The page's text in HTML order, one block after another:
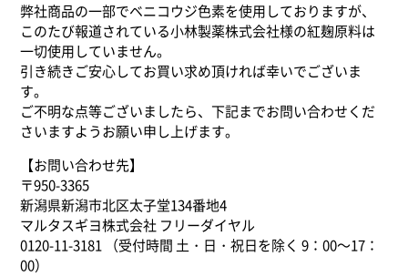
弊社商品の一部でベニコウジ色素を使用しておりますが、
このたび報道されている小林製薬株式会社様の紅麹原料は
一切使用していません。
引き続きご安心してお買い求め頂ければ幸いでございま
す。
ご不明な点等ございましたら、下記までお問い合わせくだ
さいますようお願い申し上げます。
【お問い合わせ先】
〒950-3365
新潟県新潟市北区太子堂134番地4
マルタスギヨ株式会社 フリーダイヤル
0120-11-3181 （受付時間 土・日・祝日を除く 9：00～17：
00）